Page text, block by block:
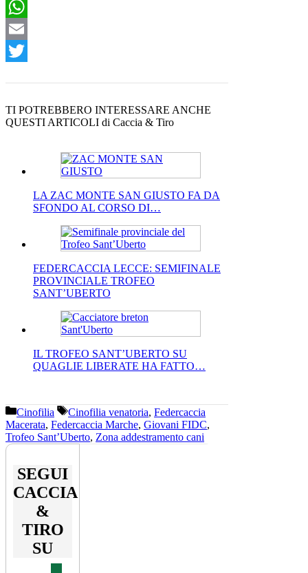
LinkedIn
WhatsApp
Email
TI POTREBBERO INTERESSARE ANCHE
QUESTI ARTICOLI di Caccia & Tiro
LA ZAC MONTE SAN GIUSTO FA DA
SFONDO AL CORSO DI…
FEDERCACCIA LECCE: SEMIFINALE
PROVINCIALE TROFEO
SANT’UBERTO
IL TROFEO SANT’UBERTO SU
QUAGLIE LIBERATE HA FATTO…
Categorie
Cinofilia Tag
Cinofilia venatoria, Federcaccia
Macerata, Federcaccia Marche, Giovani FIDC,
Trofeo Sant’Uberto, Zona addestramento cani
SEGUI
CACCIA
&
TIRO
SU